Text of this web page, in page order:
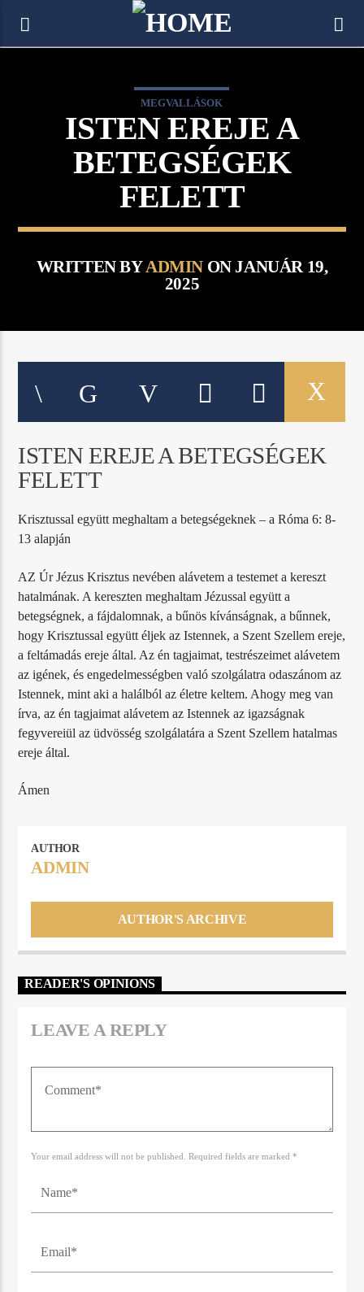
MEGVALLÁSOK
ISTEN EREJE A
BETEGSÉGEK
FELETT
WRITTEN BYADMIN ON JANUÁR 19,
2025
ISTEN EREJE A BETEGSÉGEK
FELETT
Krisztussal együtt meghaltam a betegségeknek – a Róma 6: 8-
13 alapján
AZ Úr Jézus Krisztus nevében alávetem a testemet a kereszt
hatalmának. A kereszten meghaltam Jézussal együtt a
betegségnek, a fájdalomnak, a bűnös kívánságnak, a bűnnek,
hogy Krisztussal együtt éljek az Istennek, a Szent Szellem ereje,
a feltámadás ereje által. Az én tagjaimat, testrészeimet alávetem
az igének, és engedelmességben való szolgálatra odaszánom az
Istennek, mint aki a halálból az életre keltem. Ahogy meg van
írva, az én tagjaimat alávetem az Istennek az igazságnak
fegyvereiül az üdvösség szolgálatára a Szent Szellem hatalmas
ereje által.
Ámen
AUTHOR
ADMIN
AUTHOR'S ARCHIVE
READER'S OPINIONS
LEAVE A REPLY
Your email address will not be published. Required fields are marked *